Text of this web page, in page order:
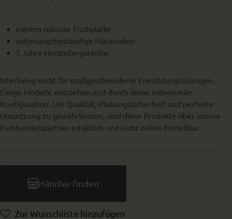
extrem robuste Tischplatte
witterungsbeständige Materialien
5 Jahre Herstellergarantie
Interliving steht für maßgeschneiderte Einrichtungslösungen.
Einige Modelle entstehen erst durch deine individuelle
Konfiguration. Um Qualität, Planungssicherheit und perfekte
Umsetzung zu gewährleisten, sind diese Produkte über unsere
Fachhandelspartner erhältlich und nicht online bestellbar.
Händler finden
Zur Wunschliste hinzufügen